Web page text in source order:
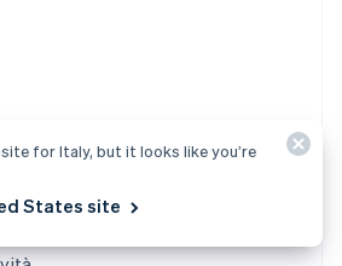
e di persona in tutto il mondo
Cina
for Italy, but it looks like you’re
States site